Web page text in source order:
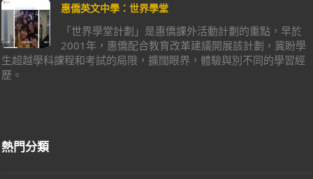
惠僑英文中學：世界學堂
「世界學堂計劃」是惠僑課外活動計劃的重點，早於
2001年，惠僑配合教育改革建議開展該計劃，冀盼學
生超越學科課程和考試的局限，擴闊眼界，體驗與別不同的學習經
歷。
熱門分類